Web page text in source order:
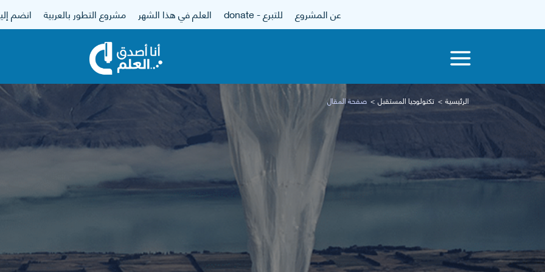
عن المشروع للتبرع - donate العلم في هذا الشهر مشروع التطور بالعربية انضم
الرئيسية تكنولوجيا المستقبل صفحة المقال